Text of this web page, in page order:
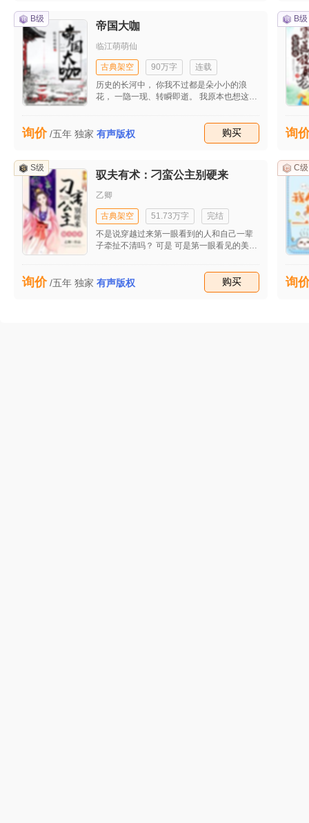
院起火，再和外人勾结，让他分身乏术，一
举将他拉下太子的位子。 可是单禹闻怎么和
上一世差别那么大，他不是一向生人勿近
吗？为什么粘她如狗皮膏药？ 更让颜倾欢没
想到的是，起火的后院助长的不是他的怒
火，而是他的醋意......
B级
帝国大咖
临江萌萌仙
古典架空 90万字
连载
历史的长河中， 你我不过都是朵小小的浪
花， 一隐一现、转瞬即逝。 我原本也想这样
的铁索桥，所谓主宰其实就像游丝上跳舞的
小丑， 寸步之差、灰飞烟灭。 在海天相接处
处处暗藏潜在的危机， 幸亏有你一路相伴！
醉卧美人膝，醒掌杀人剑， 睥睨天下群雄 、
指点江山。
询价 /五年 独家 有声版权 购买
B级
询
S级
驭夫有术：刁蛮公主别硬来
乙卿
古典架空 51.73万字
完结
不是说穿越过来第一眼看到的人和自己一辈
子牵扯不清吗？ 可是 可是第一眼看见的美和
询价 /五年 独家 有声版权 购买
C级
询